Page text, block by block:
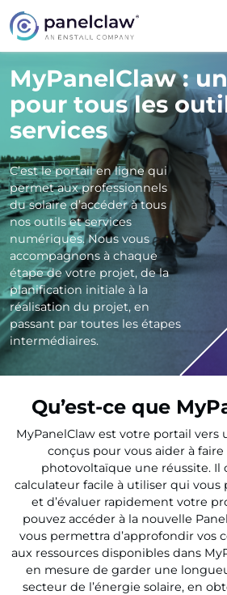
MyPanelClaw :
pour tous les
services
C’est le portail en ligne qui
permet aux professionnels
du solaire d’accéder à tous
nos outils et services
numériques. Nous vous
accompagnons à chaque
étape de votre projet, de la
planification initiale à la
réalisation du projet, en
passant par toutes les étapes
intermédiaires.
Qu’est-ce que
MyPanelClaw est votre portail vers
conçus pour vous aider à
photovoltaïque une réussite. Il
calculateur facile à utiliser qui
et d’évaluer rapidement votre
pouvez accéder à la nouvelle
vous permettra d’approfondir vos
aux ressources disponibles dans
en mesure de garder une
secteur de l’énergie solaire, en